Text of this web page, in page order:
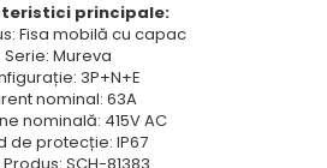
principale:
Fisa mobilă cu capac
Serie: Mureva
3P+N+E
nominal: 63A
nominală: 415V AC
de protecție: IP67